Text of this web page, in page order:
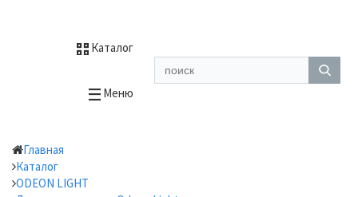
Каталог
Меню
Главная
Каталог
ODEON LIGHT